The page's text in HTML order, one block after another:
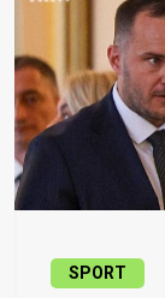
SPORT